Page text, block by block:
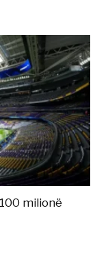
milionë